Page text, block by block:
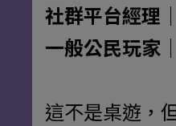
社群平台經理
一般公民玩家
這不是桌遊，